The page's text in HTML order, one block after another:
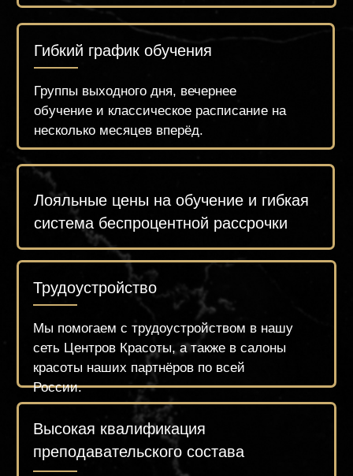
Записаться по What's App
Оплатить
Аппаратно-роликовый
массаж
Главная
Адрес:
ул. Селигерская 26 к.1
Обратный звонок
Почта:
academyzueva@mail.ru